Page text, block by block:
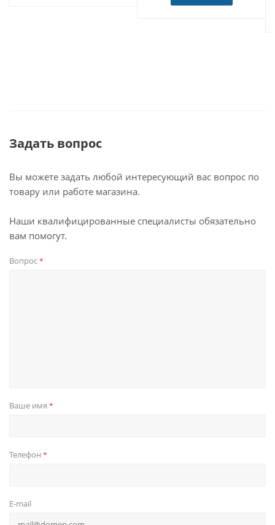
Задать вопрос
Вы можете задать любой интересующий вас вопрос по
товару или работе магазина.
Наши квалифицированные специалисты обязательно
вам помогут.
Вопрос*
Ваше имя *
Телефон *
E-mail